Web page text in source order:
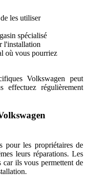
les utiliser
spécialisé
l'installation
où vous pourriez
Volkswagen peut
régulièrement
pour les propriétaires de
leurs réparations. Les
ils vous permettent de